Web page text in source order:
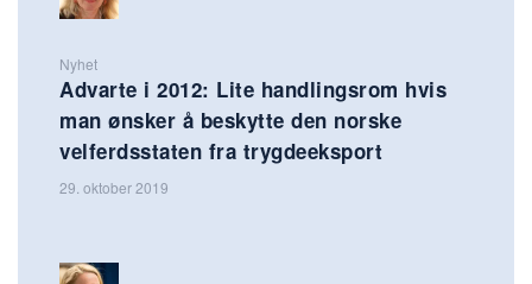
Nyhet
Advarte i 2012: Lite handlingsrom hvis
man ønsker å beskytte den norske
velferdsstaten fra trygdeeksport
29. oktober 2019